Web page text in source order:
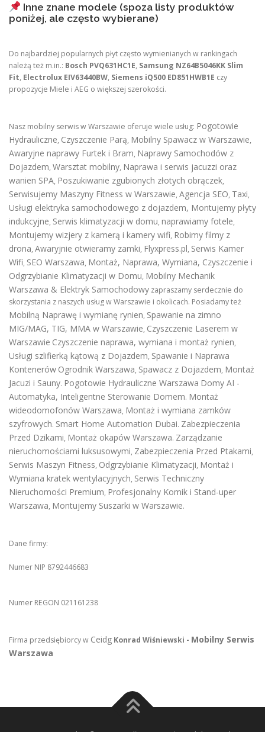
Inne znane modele (spoza listy produktów
poniżej, ale często wybierane)
Do najbardziej popularnych płyt często wymienianych w rankingach
należą też m.in.: Bosch PVQ631HC1E, Samsung NZ64B5046KK Slim
Fit, Electrolux EIV63440BW, Siemens iQ500 ED851HWB1E czy
propozycje Miele i AEG o większej szerokości.
Nasz mobilny serwis w Warszawie oferuje wiele usług: Pogotowie
Hydrauliczne, Czyszczenie Parą, Mobilny Spawacz w Warszawie,
Awaryjne naprawy Furtek i Bram, Naprawy Samochodów z
Dojazdem, Warsztat mobilny, Naprawa i serwis jacuzzi oraz
wanien SPA, Poszukiwanie zgubionych złotych obrączek,
Serwisujemy Maszyny Fitness w Warszawie, Agencja SEO, Taxi,
Usługi elektryka samochodowego z dojazdem, Montujemy płyty
indukcyjne, Serwis klimatyzacji w domu, naprawiamy fotele,
Montujemy wizjery z kamerą i kamery wifi, Robimy filmy z
drona, Awaryjnie otwieramy zamki, Flyxpress.pl, Serwis Kamer
Wifi, SEO Warszawa, Montaż, Naprawa, Wymiana, Czyszczenie i
Odgrzybianie Klimatyzacji w Domu, Mobilny Mechanik
Warszawa & Elektryk Samochodowy zapraszamy serdecznie do
skorzystania z naszych usług w Warszawie i okolicach. Posiadamy też
Mobilną Naprawę i wymianę rynien, Spawanie na zimno
MIG/MAG, TIG, MMA w Warszawie, Czyszczenie Laserem w
Warszawie Czyszczenie naprawa, wymiana i montaż rynien,
Usługi szlifierką kątową z Dojazdem, Spawanie i Naprawa
Kontenerów Ogrodnik Warszawa, Spawacz z Dojazdem, Montaż
Jacuzi i Sauny. Pogotowie Hydrauliczne Warszawa Domy AI -
Automatyka, Inteligentne Sterowanie Domem. Montaż
wideodomofonów Warszawa, Montaż i wymiana zamków
szyfrowych. Smart Home Automation Dubai. Zabezpieczenia
Przed Dzikami, Montaż okapów Warszawa. Zarządzanie
nieruchomościami luksusowymi, Zabezpieczenia Przed Ptakami,
Serwis Maszyn Fitness, Odgrzybianie Klimatyzacji, Montaż i
Wymiana kratek wentylacyjnych, Serwis Techniczny
Nieruchomości Premium, Profesjonalny Komik i Stand-uper
Warszawa, Montujemy Suszarki w Warszawie.
Dane firmy:
Numer NIP 8792446683
Numer REGON 021161238
Firma przedsiębiorcy w Ceidg Konrad Wiśniewski - Mobilny Serwis
Warszawa